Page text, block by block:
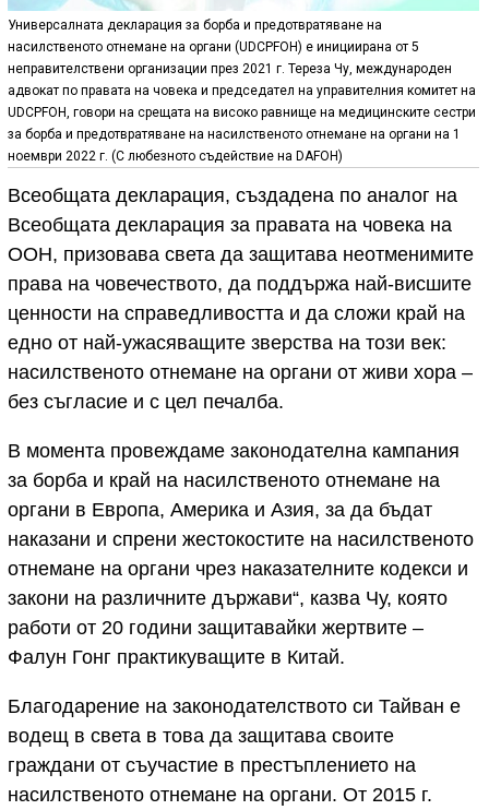
Универсалната декларация за борба и предотвратяване на
насилственото отнемане на органи (UDCPFOH) е инициирана от 5
неправителствени организации през 2021 г. Тереза Чу, международен
адвокат по правата на човека и председател на управителния комитет на
UDCPFOH, говори на срещата на високо равнище на медицинските сестри
за борба и предотвратяване на насилственото отнемане на органи на 1
ноември 2022 г. (С любезното съдействие на DAFOH)
Всеобщата декларация, създадена по аналог на
Всеобщата декларация за правата на човека на
ООН, призовава света да защитава неотменимите
права на човечеството, да поддържа най-висшите
ценности на справедливостта и да сложи край на
едно от най-ужасяващите зверства на този век:
насилственото отнемане на органи от живи хора –
без съгласие и с цел печалба.
В момента провеждаме законодателна кампания
за борба и край на насилственото отнемане на
органи в Европа, Америка и Азия, за да бъдат
наказани и спрени жестокостите на насилственото
отнемане на органи чрез наказателните кодекси и
закони на различните държави“, казва Чу, която
работи от 20 години защитавайки жертвите –
Фалун Гонг практикуващите в Китай.
Благодарение на законодателството си Тайван е
водещ в света в това да защитава своите
граждани от съучастие в престъплението на
насилственото отнемане на органи. От 2015 г.